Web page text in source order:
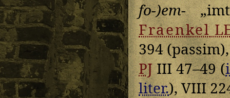
fo-)em-
Fraenkel
394
PJIII 47–49 (
liter.), VIII